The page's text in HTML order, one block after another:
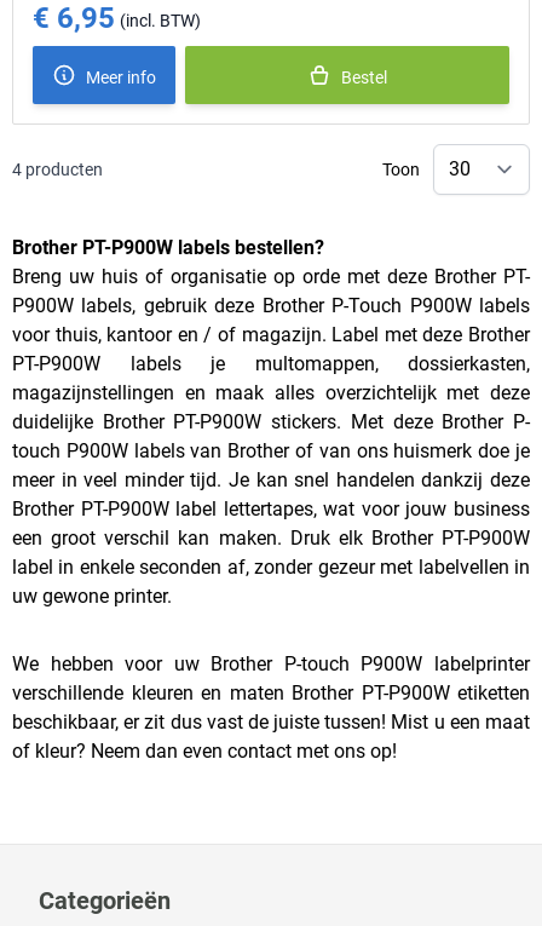
€ 6,95
Meer info Bestel
4 producten Toon
Brother PT-P900W labels bestellen?
Breng uw huis of organisatie op orde met deze Brother PT-
P900W labels, gebruik deze Brother P-Touch P900W labels
voor thuis, kantoor en / of magazijn. Label met deze Brother
PT-P900W labels je multomappen, dossierkasten,
magazijnstellingen en maak alles overzichtelijk met deze
duidelijke Brother PT-P900W stickers. Met deze Brother P-
touch P900W labels van Brother of van ons huismerk doe je
meer in veel minder tijd. Je kan snel handelen dankzij deze
Brother PT-P900W label lettertapes, wat voor jouw business
een groot verschil kan maken. Druk elk Brother PT-P900W
label in enkele seconden af, zonder gezeur met labelvellen in
uw gewone printer.
We hebben voor uw Brother P-touch P900W labelprinter
verschillende kleuren en maten Brother PT-P900W etiketten
beschikbaar, er zit dus vast de juiste tussen! Mist u een maat
of kleur? Neem dan even contact met ons op!
Categorieën